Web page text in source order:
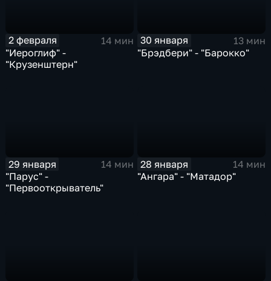
2 февраля
14 мин
"Иероглиф" -
"Крузенштерн"
30 января
13 мин
"Брэдбери" - "Барокко"
29 января
14 мин
"Парус" -
"Первооткрыватель"
28 января
14 мин
"Ангара" - "Матадор"